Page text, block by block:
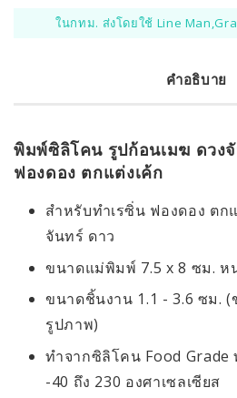
ในกทม. ส่งโดยใช้ Line
คำอธิบาย
พิมพ์ซิลิโคน รูปก้อนเมฆ ดวง
ฟองดอง ตกแต่งเค้ก
สำหรับทำเรซิ่น ฟองดอง ตก
จันทร์ ดาว
ขนาดแม่พิมพ์ 7.5 x 8 ซม. ห
ขนาดชิ้นงาน 1.1 - 3.6 ซม. (
รูปภาพ)
ทำจากซิลิโคน Food
-40 ถึง 230 องศาเซลเซียส